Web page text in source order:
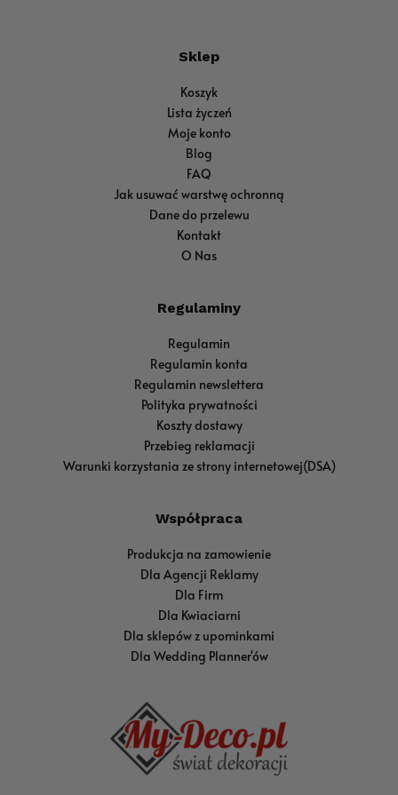
Sklep
Koszyk
Lista życzeń
Moje konto
Blog
FAQ
Jak usuwać warstwę ochronną
Dane do przelewu
Kontakt
O Nas
Regulaminy
Regulamin
Regulamin konta
Regulamin newslettera
Polityka prywatności
Koszty dostawy
Przebieg reklamacji
Warunki korzystania ze strony internetowej(DSA)
Współpraca
Produkcja na zamowienie
Dla Agencji Reklamy
Dla Firm
Dla Kwiaciarni
Dla sklepów z upominkami
Dla Wedding Planner'ów